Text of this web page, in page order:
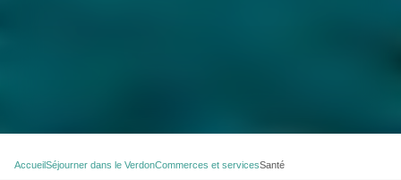
AccueilSéjourner dans le VerdonCommerces et servicesSanté